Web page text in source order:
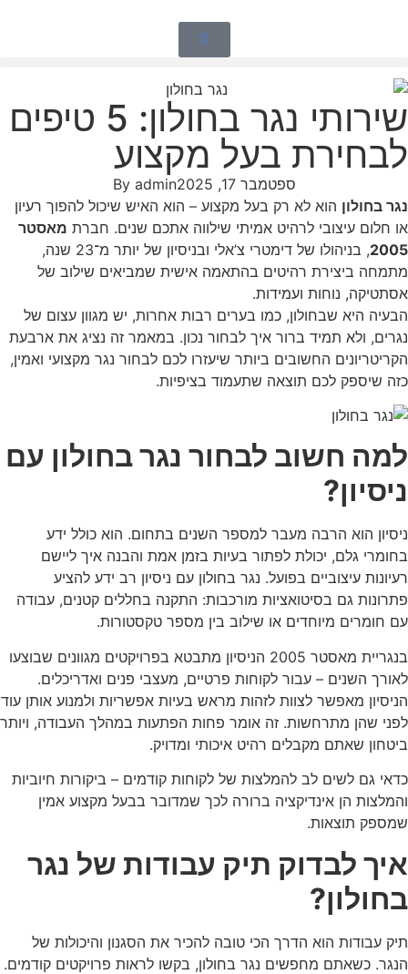
שירותי נגר בחולון: 5 טיפים
לבחירת בעל מקצוע
ספטמבר 17, 2025 Byadmin
נגר בחולון הוא לא רק בעל מקצוע – הוא האיש שיכול להפוך רעיון
או חלום עיצובי לרהיט אמיתי שילווה אתכם שנים. חברת מאסטר
2005
, בניהולו של דימטרי צ’אלי ובניסיון של יותר מ־23 שנה,
מתמחה ביצירת רהיטים בהתאמה אישית שמביאים שילוב של
אסתטיקה, נוחות ועמידות.
הבעיה היא שבחולון, כמו בערים רבות אחרות, יש מגוון עצום של
נגרים, ולא תמיד ברור איך לבחור נכון. במאמר זה נציג את ארבעת
הקריטריונים החשובים ביותר שיעזרו לכם לבחור נגר מקצועי ואמין,
כזה שיספק לכם תוצאה שתעמוד בציפיות.
למה חשוב לבחור נגר בחולון עם
ניסיון?
ניסיון הוא הרבה מעבר למספר השנים בתחום. הוא כולל ידע
בחומרי גלם, יכולת לפתור בעיות בזמן אמת והבנה איך ליישם
רעיונות עיצוביים בפועל. נגר בחולון עם ניסיון רב ידע להציע
פתרונות גם בסיטואציות מורכבות: התקנה בחללים קטנים, עבודה
עם חומרים מיוחדים או שילוב בין מספר טקסטורות.
בנגריית מאסטר 2005 הניסיון מתבטא בפרויקטים מגוונים שבוצעו
לאורך השנים – עבור לקוחות פרטיים, מעצבי פנים ואדריכלים.
הניסיון מאפשר לצוות לזהות מראש בעיות אפשריות ולמנוע אותן עוד
לפני שהן מתרחשות. זה אומר פחות הפתעות במהלך העבודה, ויותר
ביטחון שאתם מקבלים רהיט איכותי ומדויק.
כדאי גם לשים לב להמלצות של לקוחות קודמים – ביקורות חיוביות
והמלצות הן אינדיקציה ברורה לכך שמדובר בבעל מקצוע אמין
שמספק תוצאות.
איך לבדוק תיק עבודות של נגר
בחולון?
תיק עבודות הוא הדרך הכי טובה להכיר את הסגנון והיכולות של
הנגר. כשאתם מחפשים נגר בחולון, בקשו לראות פרויקטים קודמים.